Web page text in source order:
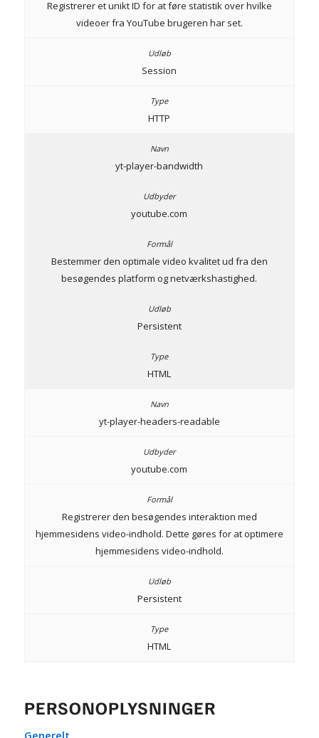
Registrerer et unikt ID for at føre statistik over hvilke
videoer fra YouTube brugeren har set.
Session
HTTP
yt-player-bandwidth
youtube.com
Bestemmer den optimale video kvalitet ud fra den
besøgendes platform og netværkshastighed.
Persistent
HTML
yt-player-headers-readable
youtube.com
Registrerer den besøgendes interaktion med
hjemmesidens video-indhold. Dette gøres for at optimere
hjemmesidens video-indhold.
Persistent
HTML
PERSONOPLYSNINGER
Generelt